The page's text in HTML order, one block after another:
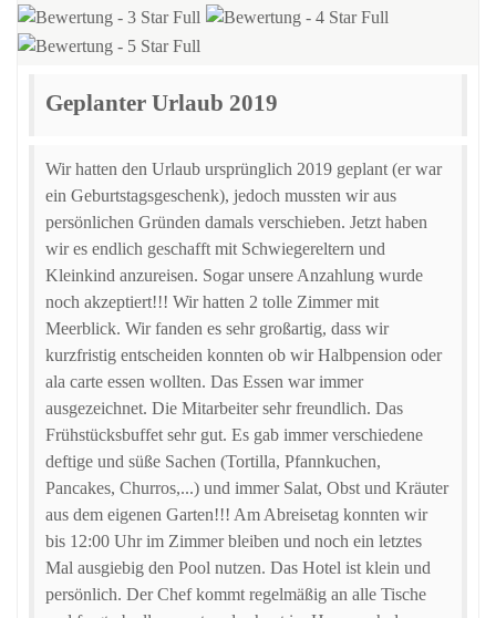
Geplanter Urlaub 2019
Wir hatten den Urlaub ursprünglich 2019 geplant (er war
ein Geburtstagsgeschenk), jedoch mussten wir aus
persönlichen Gründen damals verschieben. Jetzt haben
wir es endlich geschafft mit Schwiegereltern und
Kleinkind anzureisen. Sogar unsere Anzahlung wurde
noch akzeptiert!!! Wir hatten 2 tolle Zimmer mit
Meerblick. Wir fanden es sehr großartig, dass wir
kurzfristig entscheiden konnten ob wir Halbpension oder
ala carte essen wollten. Das Essen war immer
ausgezeichnet. Die Mitarbeiter sehr freundlich. Das
Frühstücksbuffet sehr gut. Es gab immer verschiedene
deftige und süße Sachen (Tortilla, Pfannkuchen,
Pancakes, Churros,...) und immer Salat, Obst und Kräuter
aus dem eigenen Garten!!! Am Abreisetag konnten wir
bis 12:00 Uhr im Zimmer bleiben und noch ein letztes
Mal ausgiebig den Pool nutzen. Das Hotel ist klein und
persönlich. Der Chef kommt regelmäßig an alle Tische